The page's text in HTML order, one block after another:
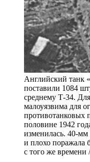
Английский танк
поставили 1084
среднему Т-34.
малоуязвима для
противотанковых
половине 1942
изменилась. 40-
и плохо поражала
с того же